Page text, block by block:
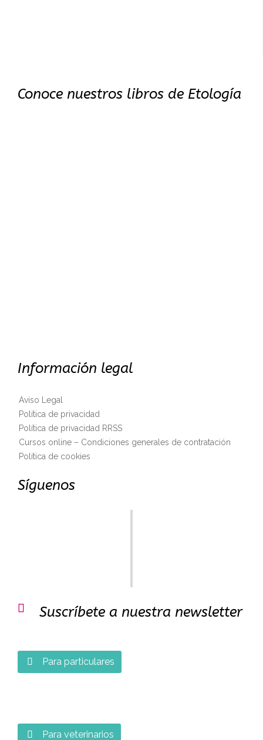
Conoce nuestros libros de Etología
Información legal
Aviso Legal
Política de privacidad
Política de privacidad RRSS
Cursos online – Condiciones generales de contratación
Política de cookies
Síguenos
 Suscríbete a nuestra newsletter
 Para particulares
 Para veterinarios